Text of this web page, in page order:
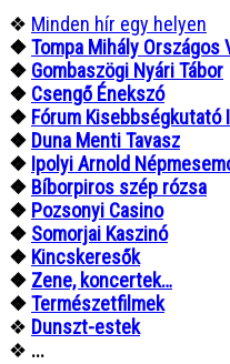
❖ Minden hír egy helyen
❖Tompa Mihály Országos
❖ Gombaszögi Nyári Tábor
❖ Csengő Énekszó
❖ Fórum Kisebbségkutató
❖ Duna Menti Tavasz
❖ Ipolyi Arnold
❖ Bíborpiros szép rózsa
❖ Pozsonyi Casino
❖ Somorjai Kaszinó
❖ Kincskeresők
❖ Zene, koncertek…
❖Természetfilmek
❖ Dunszt-estek
❖ ...